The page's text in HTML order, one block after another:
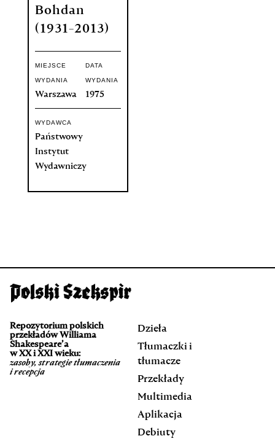
Bohdan
(1931-2013)
MIEJSCE
WYDANIA
Warszawa
DATA
WYDANIA
1975
WYDAWCA
Państwowy
Instytut
Wydawniczy
Repozytorium polskich
przekładów Williama
Shakespeare’a
w XX i XXI wieku:
zasoby, strategie tłumaczenia
i recepcja
Dzieła
Tłumaczki i
tłumacze
Przekłady
Multimedia
Aplikacja
Debiuty